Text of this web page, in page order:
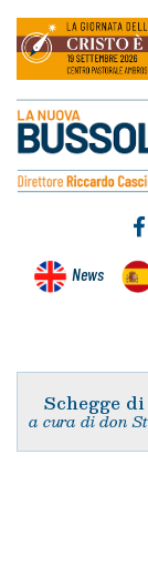
News
Schegge
a cura di don